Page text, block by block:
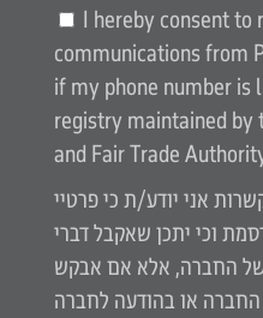
I hereby consent to
communications from
if my phone number is
registry maintained by
and Fair Trade
אני יודע/ת כי פרטיי
וכי יתכן שאקבל דברי
של החברה, אלא אם אבקש
או בהודעה לחברה